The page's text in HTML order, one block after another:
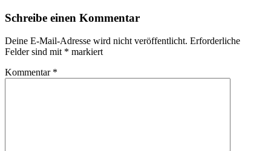
Schreibe einen Kommentar
Deine E-Mail-Adresse wird nicht veröffentlicht. Erforderliche
Felder sind mit * markiert
Kommentar *